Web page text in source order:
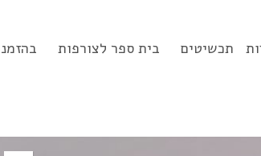
תכשיטים בית ספר לצורפות